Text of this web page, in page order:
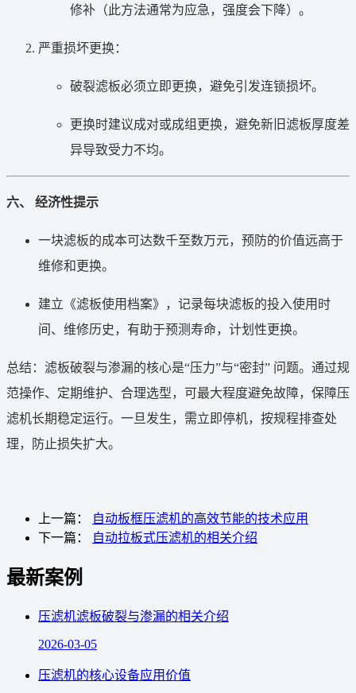
修补（此方法通常为应急，强度会下降）。
严重损坏更换：
破裂滤板必须立即更换，避免引发连锁损坏。
更换时建议成对或成组更换，避免新旧滤板厚度差
异导致受力不均。
六、 经济性提示
一块滤板的成本可达数千至数万元，预防的价值远高于
维修和更换。
建立《滤板使用档案》，记录每块滤板的投入使用时
间、维修历史，有助于预测寿命，计划性更换。
总结：滤板破裂与渗漏的核心是“压力”与“密封” 问题。通过规
范操作、定期维护、合理选型，可最大程度避免故障，保障压
滤机长期稳定运行。一旦发生，需立即停机，按规程排查处
理，防止损失扩大。
上一篇：
自动板框压滤机的高效节能的技术应用
下一篇：
自动拉板式压滤机的相关介绍
最新案例
压滤机滤板破裂与渗漏的相关介绍
2026-03-05
压滤机的核心设备应用价值